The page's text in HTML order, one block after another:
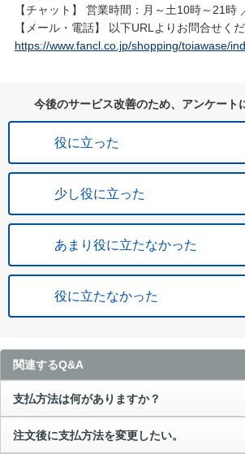
【チャット】 営業時間：月～土10時～21時
【メール・電話】 以下URLよりお問合せくだ
https://www.fancl.co.jp/shopping/toiawase/
今後のサービス改善のため、アンケート
役に立った
少し役に立った
あまり役に立たなかった
役に立たなかった
関連するQ&A
支払方法は何がありますか？
注文後に支払方法を変更したい。